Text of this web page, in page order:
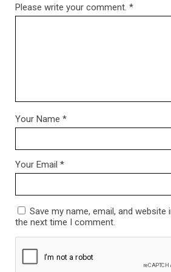
Please write your comment. *
Your Name *
Your Email *
Save my name, email, and
the next time I comment.